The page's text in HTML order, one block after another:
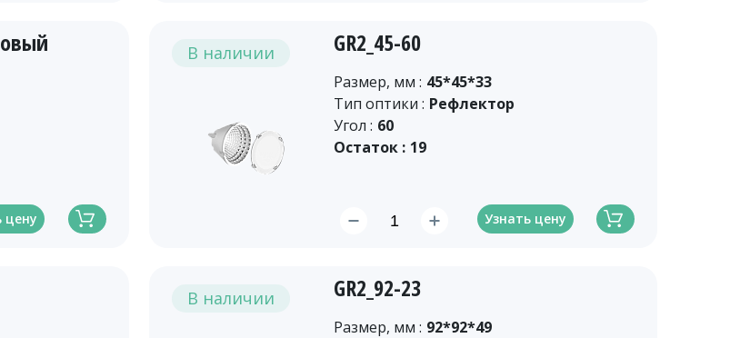
цену
В наличии GR2_45-60
Размер, мм : 45*45*33
Тип оптики : Рефлектор
Угол : 60
Остаток : 19
Узнать цену
В наличии GR2_92-23
Размер, мм : 92*92*49